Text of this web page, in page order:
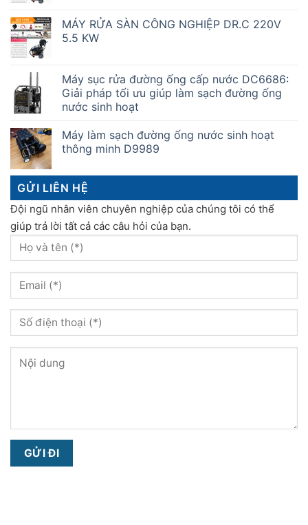
MÁY RỬA SÀN CÔNG NGHIỆP DR.C 220V
5.5 KW
Máy sục rửa đường ống cấp nước DC6686:
Giải pháp tối ưu giúp làm sạch đường ống
nước sinh hoạt
Máy làm sạch đường ống nước sinh hoạt
thông minh D9989
GỬI LIÊN HỆ
Đội ngũ nhân viên chuyên nghiệp của chúng tôi có thể
giúp trả lời tất cả các câu hỏi của bạn.